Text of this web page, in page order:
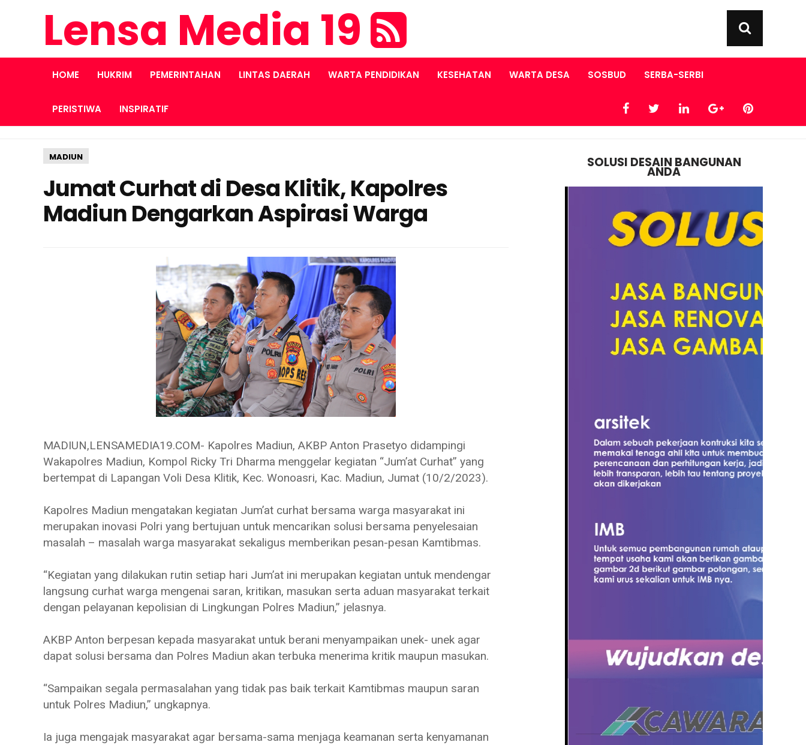
Lensa Media 19
HOME HUKRIM PEMERINTAHAN LINTAS DAERAH WARTA PENDIDIKAN KESEHATAN WARTA DESA SOSBUD SERBA-SERBI
PERISTIWA INSPIRATIF
MADIUN
Jumat Curhat di Desa Klitik, Kapolres
Madiun Dengarkan Aspirasi Warga
MADIUN,LENSAMEDIA19.COM- Kapolres Madiun, AKBP Anton Prasetyo didampingi
Wakapolres Madiun, Kompol Ricky Tri Dharma menggelar kegiatan “Jum’at Curhat” yang
bertempat di Lapangan Voli Desa Klitik, Kec. Wonoasri, Kac. Madiun, Jumat (10/2/2023).
Kapolres Madiun mengatakan kegiatan Jum’at curhat bersama warga masyarakat ini
merupakan inovasi Polri yang bertujuan untuk mencarikan solusi bersama penyelesaian
masalah – masalah warga masyarakat sekaligus memberikan pesan-pesan Kamtibmas.
“Kegiatan yang dilakukan rutin setiap hari Jum’at ini merupakan kegiatan untuk mendengar
langsung curhat warga mengenai saran, kritikan, masukan serta aduan masyarakat terkait
dengan pelayanan kepolisian di Lingkungan Polres Madiun,” jelasnya.
AKBP Anton berpesan kepada masyarakat untuk berani menyampaikan unek- unek agar
dapat solusi bersama dan Polres Madiun akan terbuka menerima kritik maupun masukan.
“Sampaikan segala permasalahan yang tidak pas baik terkait Kamtibmas maupun saran
untuk Polres Madiun,” ungkapnya.
Ia juga mengajak masyarakat agar bersama-sama menjaga keamanan serta kenyamanan
SOLUSI DESAIN BANGUNAN
ANDA